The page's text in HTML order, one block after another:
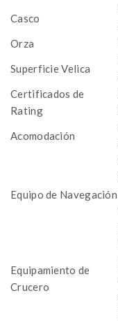
Casco
Orza
Superficie Velica
Certificados de
Rating
Acomodación
Equipo de Navegación
Equipamiento de
Crucero